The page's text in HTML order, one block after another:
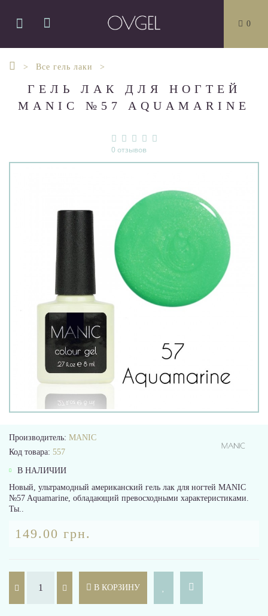
0
Все гель лаки
ГЕЛЬ ЛАК ДЛЯ НОГТЕЙ
MANIC №57 AQUAMARINE
0 отзывов
Производитель: MANIC
Код товара: 557
В НАЛИЧИИ
Новый, ультрамодный американский гель лак для ногтей MANIC
№57 Aquamarine, обладающий превосходными характеристиками.
Ты..
149.00 грн.
В КОРЗИНУ